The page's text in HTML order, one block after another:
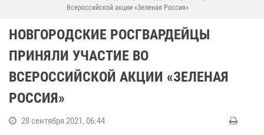
Всероссийской акции «Зеленая Россия»
НОВГОРОДСКИЕ РОСГВАРДЕЙЦЫ
ПРИНЯЛИ УЧАСТИЕ ВО
ВСЕРОССИЙСКОЙ АКЦИИ «ЗЕЛЕНАЯ
РОССИЯ»
28 сентября 2021, 06:44